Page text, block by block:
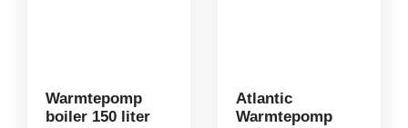
Warmtepomp
boiler 150 liter
Atlantic
Warmtepomp